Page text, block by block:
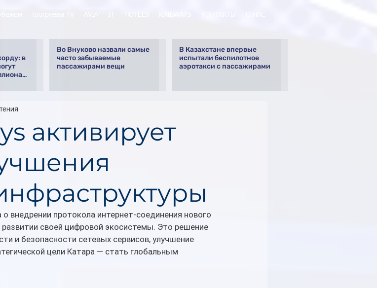
в
Во Внуково назвали самые
часто забываемые
пассажирами вещи
В Казахстане впервые
испытали беспилотное
аэротакси с пассажирами
активирует
о внедрении протокола интернет-соединения нового
своей цифровой экосистемы. Это решение
и безопасности сетевых сервисов, улучшение
цели Катара — стать глобальным